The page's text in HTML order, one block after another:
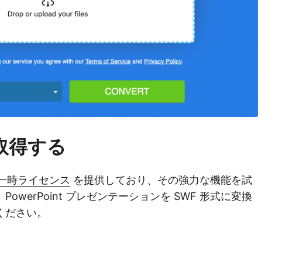
得する
時ライセンス を提供しており、その強力な機能を試
PowerPoint プレゼンテーションを SWF 形式に変換
さい。